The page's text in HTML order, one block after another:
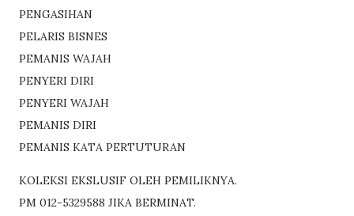
PENGASIHAN
PELARIS BISNES
PEMANIS WAJAH
PENYERI DIRI
PENYERI WAJAH
PEMANIS DIRI
PEMANIS KATA PERTUTURAN
KOLEKSI EKSLUSIF OLEH PEMILIKNYA.
PM 012-5329588 JIKA BERMINAT.